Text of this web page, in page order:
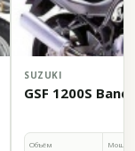
SUZUKI
GSF 1200S
Объём